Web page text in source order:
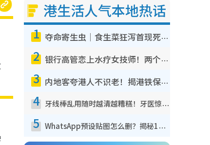
港生活人气本地热话
1 夺命寄生虫｜食生菜狂泻首现死者！疫潮恶化录1.8万宗病例 揭洗菜3大谬误
2 银行高管恋上水疗女技师！两个月借128万惊觉“沉船”沉落火海 揭背后疑似邪教操控卖淫
3 内地客夸港人不识老！揭港铁保鲜级冷气 港人求放过：别投诉
4 牙线棒乱用随时越清越糟糕！牙医惊揭盲目过户细菌恐致蛀牙：这种才是日常真保养
5 WhatsApp预设贴图怎么删？揭秘1招“反向操作”还原简洁界面 附3步实测教程